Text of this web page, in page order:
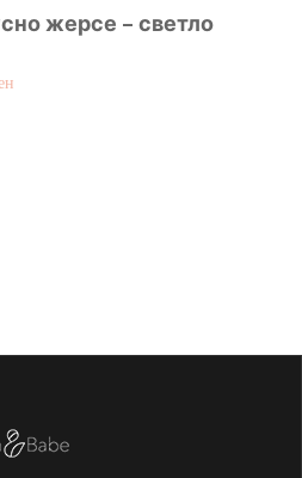
жерсе – светло